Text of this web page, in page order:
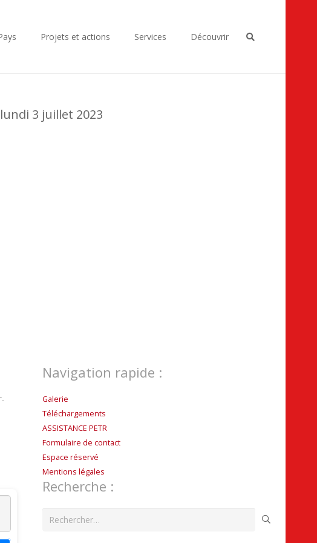
Projets et actions Services Découvrir
3 juillet 2023
Navigation rapide :
Galerie
Téléchargements
ASSISTANCE PETR
Formulaire de contact
Espace réservé
Mentions légales
Recherche :